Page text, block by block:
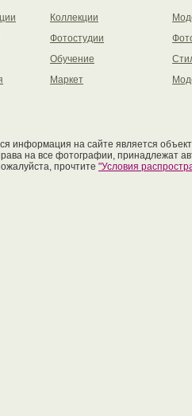
Коллекции
Фотостудии
Обучение
Маркет
информация на сайте является
на все фотографии, принадлежат
прочтите "Условия